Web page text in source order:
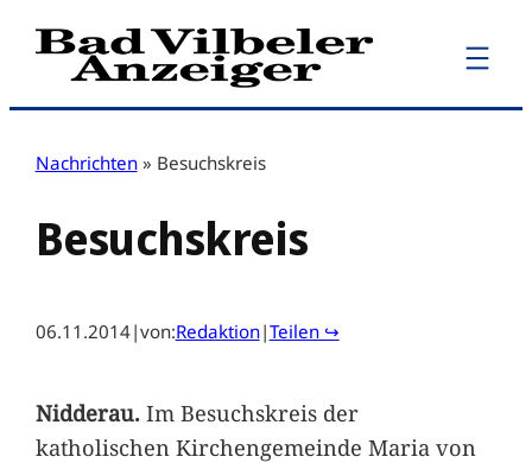
Zum
Inhalt
Nachrichten » Besuchskreis
Besuchskreis
06.11.2014|von:Redaktion|Teilen ↪
Nidderau.Im Besuchskreis der
katholischen Kirchengemeinde Maria von